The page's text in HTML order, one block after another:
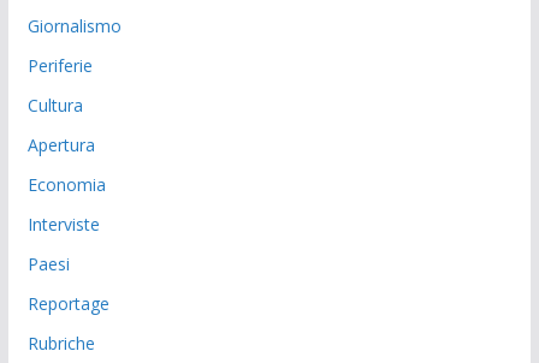
Giornalismo
Periferie
Cultura
Apertura
Economia
Interviste
Paesi
Reportage
Rubriche